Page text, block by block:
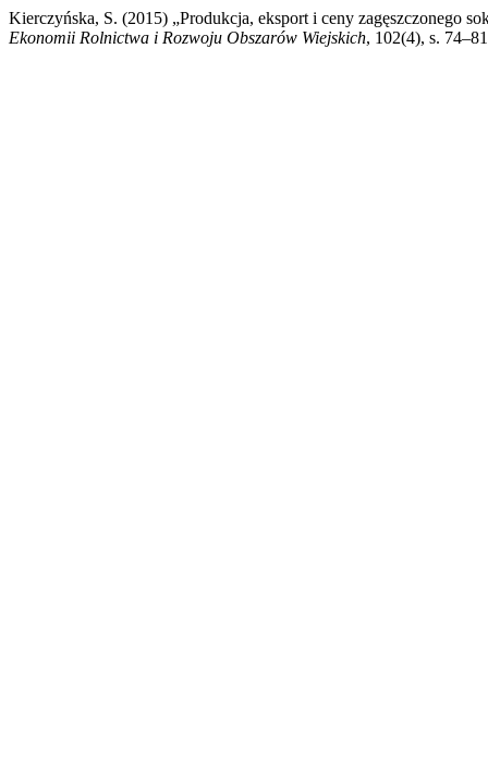
Kierczyńska, S. (2015) „Produkcja, eksport i ceny zagęszczonego
Ekonomii Rolnictwa i Rozwoju Obszarów Wiejskich, 102(4), s.